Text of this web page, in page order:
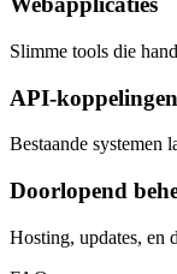
Slimme tools die
API-koppelingen
Bestaande systemen
Doorlopend
Hosting, updates, en